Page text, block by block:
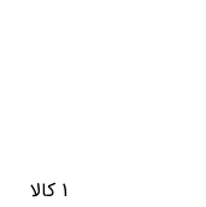
1 کالا